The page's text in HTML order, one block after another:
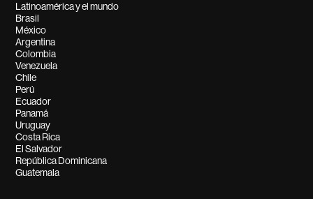
Latinoamérica y el mundo
Brasil
México
Argentina
Colombia
Venezuela
Chile
Perú
Ecuador
Panamá
Uruguay
Costa Rica
El Salvador
República Dominicana
Guatemala